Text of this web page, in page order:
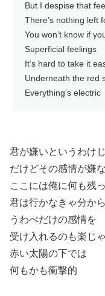
But I despise that
There’s nothing left
You won’t know if
Superficial feelings
It’s hard to take it
Underneath the red
Everything’s electric
君が嫌いというわけ
だけどその感情が嫌
ここには俺に何も残
君は行かなきゃ分か
うわべだけの感情を
受け入れるのも楽じ
赤い太陽の下では
何もかも衝撃的